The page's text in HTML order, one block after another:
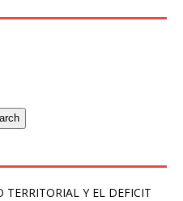
TERRITORIAL Y EL DEFICIT